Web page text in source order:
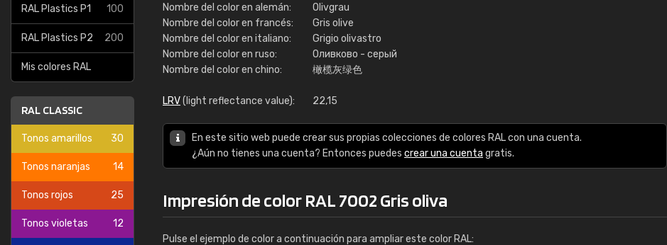
RAL Plastics P1 100
RAL Plastics P2 200
Mis colores RAL
RAL CLASSIC
Tonos amarillos 30
Tonos naranjas 14
Tonos rojos 25
Tonos violetas 12
Nombre del color en alemán:
Olivgrau
Nombre del color en francés:
Gris olive
Nombre del color en italiano:
Grigio olivastro
Nombre del color en ruso:
Оливково - серый
Nombre del color en chino:
橄榄灰绿色
LRV(light reflectance value): 22,15
En este sitio web puede crear sus propias colecciones de colores RAL con una cuenta.
¿Aún no tienes una cuenta? Entonces puedes crear una cuenta gratis.
Impresión de color RAL 7002 Gris oliva
Pulse el ejemplo de color a continuación para ampliar este color RAL: